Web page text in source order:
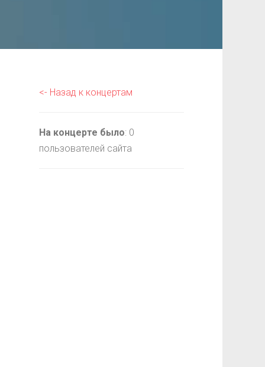
<- Назад к концертам
На концерте было: 0
пользователей сайта